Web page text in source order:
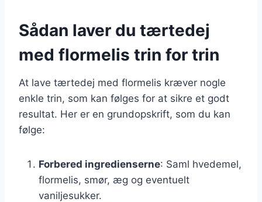
Sådan laver du tærtedej
med flormelis trin for trin
At lave tærtedej med flormelis kræver nogle
enkle trin, som kan følges for at sikre et godt
resultat. Her er en grundopskrift, som du kan
følge:
Forbered ingredienserne: Saml hvedemel,
flormelis, smør, æg og eventuelt
vaniljesukker.